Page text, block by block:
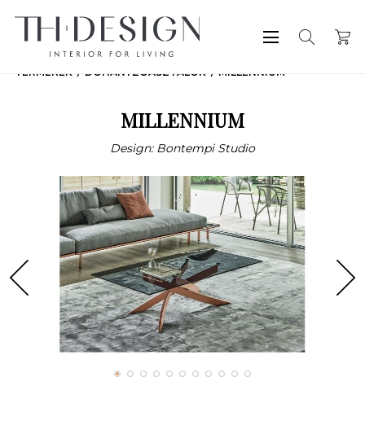
TERMÉKEK DOHÁNYZÓASZTALOK MILLENNIUM
MILLENNIUM
Design: Bontempi Studio